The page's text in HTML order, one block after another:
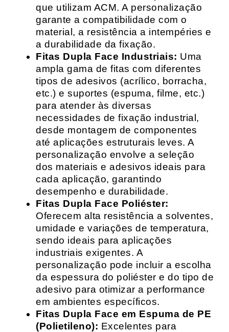
que utilizam ACM. A personalização
garante a compatibilidade com o
material, a resistência a intempéries e
a durabilidade da fixação.
Fitas Dupla Face Industriais: Uma
ampla gama de fitas com diferentes
tipos de adesivos (acrílico, borracha,
etc.) e suportes (espuma, filme, etc.)
para atender às diversas
necessidades de fixação industrial,
desde montagem de componentes
até aplicações estruturais leves. A
personalização envolve a seleção
dos materiais e adesivos ideais para
cada aplicação, garantindo
desempenho e durabilidade.
Fitas Dupla Face Poliéster:
Oferecem alta resistência a solventes,
umidade e variações de temperatura,
sendo ideais para aplicações
industriais exigentes. A
personalização pode incluir a escolha
da espessura do poliéster e do tipo de
adesivo para otimizar a performance
em ambientes específicos.
Fitas Dupla Face em Espuma de PE
(Polietileno): Excelentes para